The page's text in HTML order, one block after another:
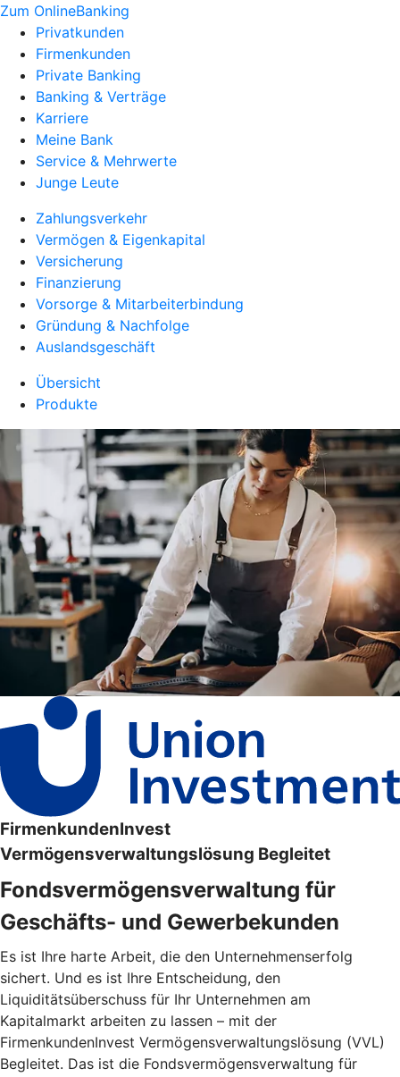
Zum OnlineBanking
Privatkunden
Firmenkunden
Private Banking
Banking & Verträge
Karriere
Meine Bank
Service & Mehrwerte
Junge Leute
Zahlungsverkehr
Vermögen & Eigenkapital
Versicherung
Finanzierung
Vorsorge & Mitarbeiterbindung
Gründung & Nachfolge
Auslandsgeschäft
Übersicht
Produkte
FirmenkundenInvest
Vermögensverwaltungslösung Begleitet
Fondsvermögensverwaltung für
Geschäfts- und Gewerbekunden
Es ist Ihre harte Arbeit, die den Unternehmenserfolg
sichert. Und es ist Ihre Entscheidung, den
Liquiditätsüberschuss für Ihr Unternehmen am
Kapitalmarkt arbeiten zu lassen – mit der
FirmenkundenInvest Vermögensverwaltungslösung (VVL)
Begleitet. Das ist die Fondsvermögensverwaltung für